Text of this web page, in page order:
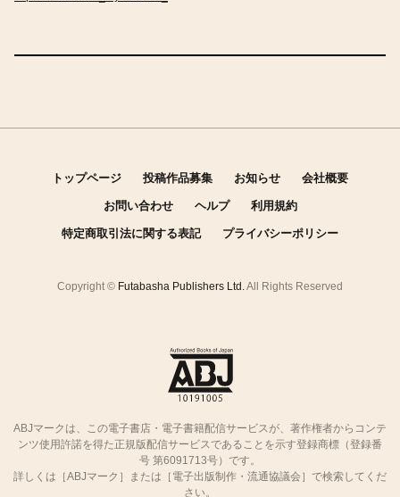
トップページ 投稿作品募集 お知らせ 会社概要
お問い合わせ ヘルプ 利用規約
特定商取引法に関する表記 プライバシーポリシー
Copyright © Futabasha Publishers Ltd. All Rights Reserved
ABJマークは、この電子書店・電子書籍配信サービスが、著作権者からコンテ
ンツ使用許諾を得た正規版配信サービスであることを示す登録商標（登録番
号 第6091713号）です。
詳しくは［ABJマーク］または［電子出版制作・流通協議会］で検索してくだ
さい。